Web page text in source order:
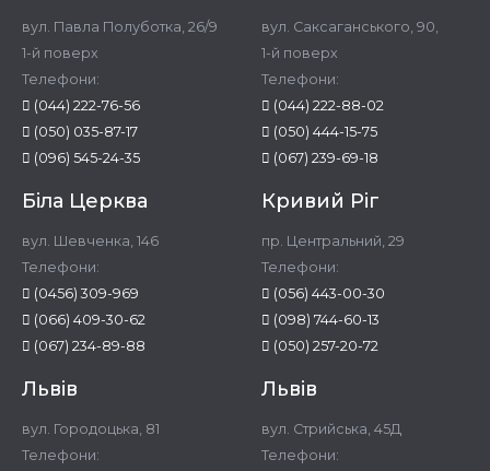
вул. Павла Полуботка, 26/9
1-й поверх
Телефони:
(044) 222-76-56
(050) 035-87-17
(096) 545-24-35
вул. Саксаганського, 90,
1-й поверх
Телефони:
(044) 222-88-02
(050) 444-15-75
(067) 239-69-18
Біла Церква
вул. Шевченка, 146
Телефони:
(0456) 309-969
(066) 409-30-62
(067) 234-89-88
Кривий Ріг
пр. Центральний, 29
Телефони:
(056) 443-00-30
(098) 744-60-13
(050) 257-20-72
Львів
вул. Городоцька, 81
Телефони:
Львів
вул. Стрийська, 45Д
Телефони: